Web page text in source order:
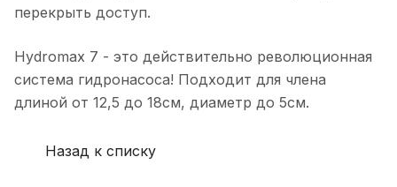
перекрыть доступ.
Hydromax 7 - это действительно революционная
система гидронасоса! Подходит для члена
длиной от 12,5 до 18см, диаметр до 5см.
Назад к списку